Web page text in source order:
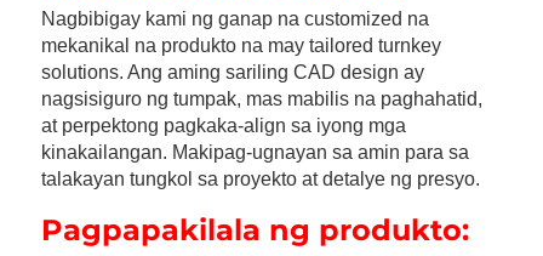
Nagbibigay kami ng ganap na customized na
mekanikal na produkto na may tailored turnkey
solutions. Ang aming sariling CAD design ay
nagsisiguro ng tumpak, mas mabilis na paghahatid,
at perpektong pagkaka-align sa iyong mga
kinakailangan. Makipag-ugnayan sa amin para sa
talakayan tungkol sa proyekto at detalye ng presyo.
Pagpapakilala ng produkto: